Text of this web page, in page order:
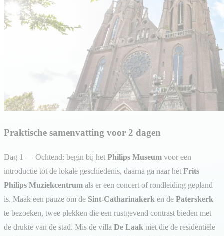
Praktische samenvatting voor 2 dagen
Dag 1 — Ochtend: begin bij het Philips Museum voor een
introductie tot de lokale geschiedenis, daarna ga naar het Frits
Philips Muziekcentrum als er een concert of rondleiding gepland
is. Maak een pauze om de Sint-Catharinakerk en de Paterskerk
te bezoeken, twee plekken die een rustgevend contrast bieden met
de drukte van de stad. Mis de villa De Laak niet die de residentiële